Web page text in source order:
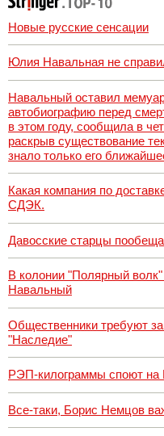
Новые русские сенсации
Юлия Навальная не
Навальный оставил
автобиографию перед
в этом году, сообщила в
раскрыв существование
знало только его
Какая компания по
СДЭК.
Давосские старцы
В колонии "Полярный
Навальный
Общественники требуют
"Наследие"
РЭП-килограммы споют на
Все-таки, Борис Немцов